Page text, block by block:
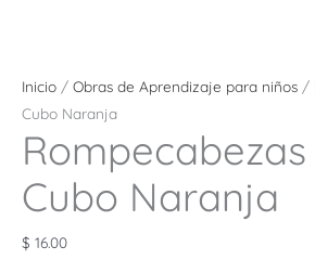
Inicio / Obras de Aprendizaje para niños /
Cubo Naranja
Cubo Naranja
$ 16.00